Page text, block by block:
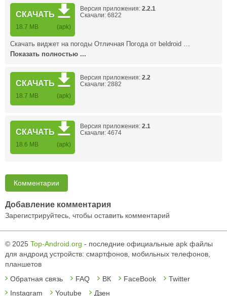
СКАЧАТЬ
18.7 MB (apk)
Версия приложения: 2.2.1
Скачали: 6822
Скачать виджет на погоды Отличная Погода от beldroid …
Показать полностью ...
СКАЧАТЬ
18.7 MB (apk)
Версия приложения: 2.2
Скачали: 2882
СКАЧАТЬ
18.6 MB (apk)
Версия приложения: 2.1
Скачали: 4674
Комментарии
Добавление комментария
Зарегистрируйтесь, чтобы оставить комментарий
© 2025 Top-Android.org - последние официальные apk файлы
для андроид устройств: смартфонов, мобильных телефонов,
планшетов
Обратная связь
FAQ ВК FaceBook
Twitter
Instagram
Youtube Дзен